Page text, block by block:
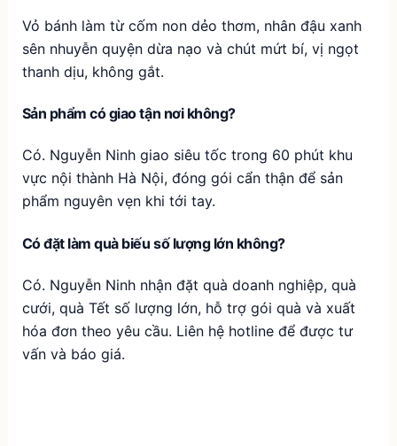
Vỏ bánh làm từ cốm non dẻo thơm, nhân đậu xanh
sên nhuyễn quyện dừa nạo và chút mứt bí, vị ngọt
thanh dịu, không gắt.
Sản phẩm có giao tận nơi không?
Có. Nguyễn Ninh giao siêu tốc trong 60 phút khu
vực nội thành Hà Nội, đóng gói cẩn thận để sản
phẩm nguyên vẹn khi tới tay.
Có đặt làm quà biếu số lượng lớn không?
Có. Nguyễn Ninh nhận đặt quà doanh nghiệp, quà
cưới, quà Tết số lượng lớn, hỗ trợ gói quà và xuất
hóa đơn theo yêu cầu. Liên hệ hotline để được tư
vấn và báo giá.